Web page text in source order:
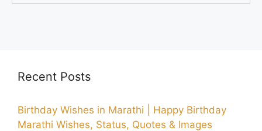
Recent Posts
Birthday Wishes in Marathi | Happy Birthday
Marathi Wishes, Status, Quotes & Images